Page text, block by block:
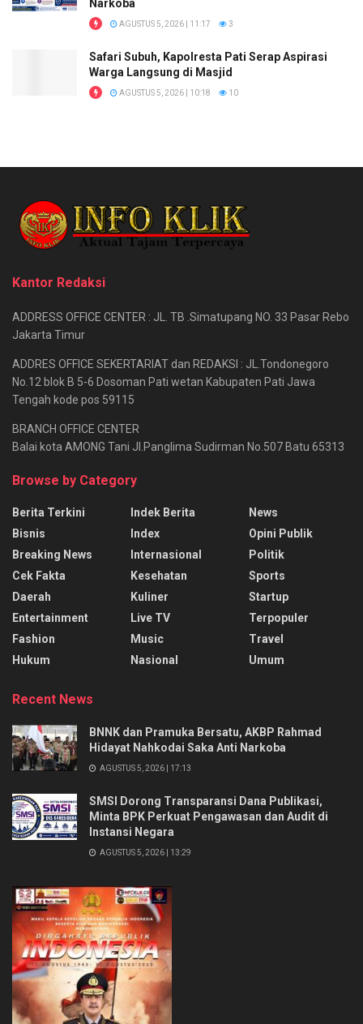
Narkoba
AGUSTUS 5, 2026 | 11:17 3
Safari Subuh, Kapolresta Pati Serap Aspirasi
Warga Langsung di Masjid
AGUSTUS 5, 2026 | 10:18 10
Kantor Redaksi
ADDRESS OFFICE CENTER : JL. TB .Simatupang NO. 33 Pasar Rebo
Jakarta Timur
ADDRES OFFICE SEKERTARIAT dan REDAKSI : JL.Tondonegoro
No.12 blok B 5-6 Dosoman Pati wetan Kabupaten Pati Jawa
Tengah kode pos 59115
BRANCH OFFICE CENTER
Balai kota AMONG Tani Jl.Panglima Sudirman No.507 Batu 65313
Browse by Category
Berita Terkini
Bisnis
Breaking News
Cek Fakta
Daerah
Entertainment
Fashion
Hukum
Indek Berita
Index
Internasional
Kesehatan
Kuliner
Live TV
Music
Nasional
News
Opini Publik
Politik
Sports
Startup
Terpopuler
Travel
Umum
Recent News
BNNK dan Pramuka Bersatu, AKBP Rahmad
Hidayat Nahkodai Saka Anti Narkoba
AGUSTUS 5, 2026 | 17:13
SMSI Dorong Transparansi Dana Publikasi,
Minta BPK Perkuat Pengawasan dan Audit di
Instansi Negara
AGUSTUS 5, 2026 | 13:29